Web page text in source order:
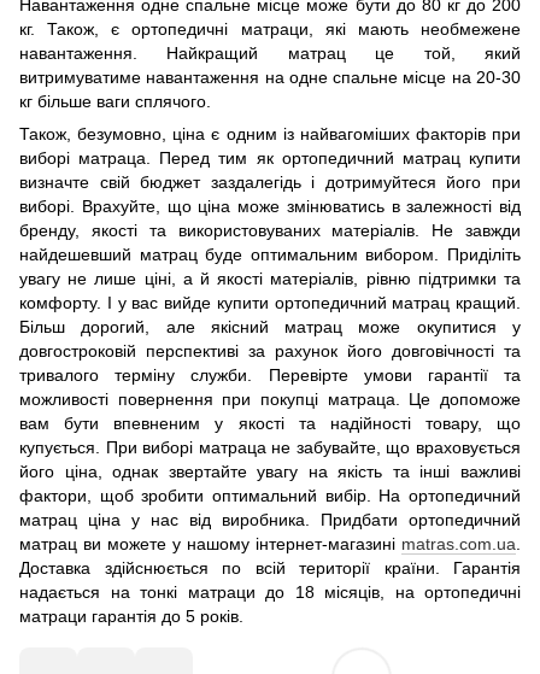
Навантаження одне спальне місце може бути до 80 кг до 200
кг. Також, є ортопедичні матраци, які мають необмежене
навантаження. Найкращий матрац це той, який
витримуватиме навантаження на одне спальне місце на 20-30
кг більше ваги сплячого.
Також, безумовно, ціна є одним із найвагоміших факторів при
виборі матраца. Перед тим як ортопедичний матрац купити
визначте свій бюджет заздалегідь і дотримуйтеся його при
виборі. Врахуйте, що ціна може змінюватись в залежності від
бренду, якості та використовуваних матеріалів. Не завжди
найдешевший матрац буде оптимальним вибором. Приділіть
увагу не лише ціні, а й якості матеріалів, рівню підтримки та
комфорту. І у вас вийде купити ортопедичний матрац кращий.
Більш дорогий, але якісний матрац може окупитися у
довгостроковій перспективі за рахунок його довговічності та
тривалого терміну служби. Перевірте умови гарантії та
можливості повернення при покупці матраца. Це допоможе
вам бути впевненим у якості та надійності товару, що
купується. При виборі матраца не забувайте, що враховується
його ціна, однак звертайте увагу на якість та інші важливі
фактори, щоб зробити оптимальний вибір. На ортопедичний
матрац ціна у нас від виробника. Придбати ортопедичний
матрац ви можете у нашому інтернет-магазині matras.com.ua.
Доставка здійснюється по всій території країни. Гарантія
надається на тонкі матраци до 18 місяців, на ортопедичні
матраци гарантія до 5 років.